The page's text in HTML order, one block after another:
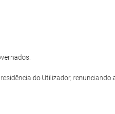
do Utilizador, renunciando